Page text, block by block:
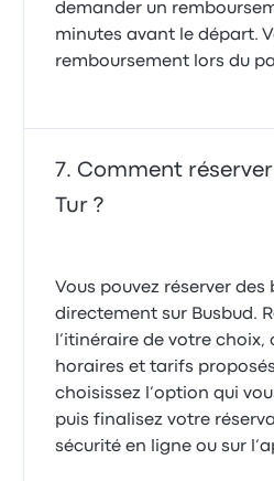
demander un
minutes avant le départ.
remboursement lors du
Comment
Tur ?
Vous pouvez réserver des
directement sur Busbud.
l’itinéraire de votre
horaires et tarifs
choisissez l’option qui
puis finalisez votre
sécurité en ligne ou sur